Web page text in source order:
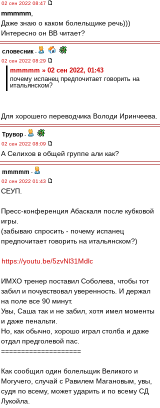
02 сен 2022 08:47
mmmmm
Даже знаю о каком болельщике речь)))
Интересно он ВВ читает?
словесник -
02 сен 2022 08:29
mmmmm » 02 сен 2022, 01:43
почему испанец предпочитает говорить на
итальянском?
Для хорошего переводчика Володи Иринчеева.
Трувор -
02 сен 2022 08:09
А Селихов в общей группе али как?
mmmmm -
02 сен 2022 01:43
СЕУП.
Пресс-конференция Абаскаля после кубковой
игры.
(забываю спросить - почему испанец
предпочитает говорить на итальянском?)
https://youtu.be/5zvNl31Mdlc
ИМХО тренер поставил Соболева, чтобы тот
забил и почувствовал уверенность. И держал
на поле все 90 минут.
Увы, Саша так и не забил, хотя имел моменты
и даже пенальти.
Но, как обычно, хорошо играл столба и даже
отдал предголевой пас.
====================
Как сообщил один болельщик Великого и
Могучего, случай с Равилем Магановым, увы,
судя по всему, может ударить и по всему СД
Лукойла.